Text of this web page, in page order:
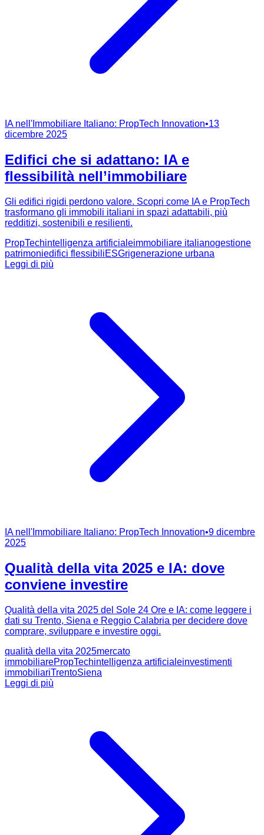
IA nell'Immobiliare Italiano: PropTech Innovation•13
dicembre 2025
Edifici che si adattano: IA e
flessibilità nell’immobiliare
Gli edifici rigidi perdono valore. Scopri come IA e PropTech
trasformano gli immobili italiani in spazi adattabili, più
redditizi, sostenibili e resilienti.
PropTechintelligenza artificialeimmobiliare italianogestione
patrimoniedifici flessibiliESGrigenerazione urbana
Leggi di più
IA nell'Immobiliare Italiano: PropTech Innovation•9 dicembre
2025
Qualità della vita 2025 e IA: dove
conviene investire
Qualità della vita 2025 del Sole 24 Ore e IA: come leggere i
dati su Trento, Siena e Reggio Calabria per decidere dove
comprare, sviluppare e investire oggi.
qualità della vita 2025mercato
immobiliarePropTechintelligenza artificialeinvestimenti
immobiliariTrentoSiena
Leggi di più